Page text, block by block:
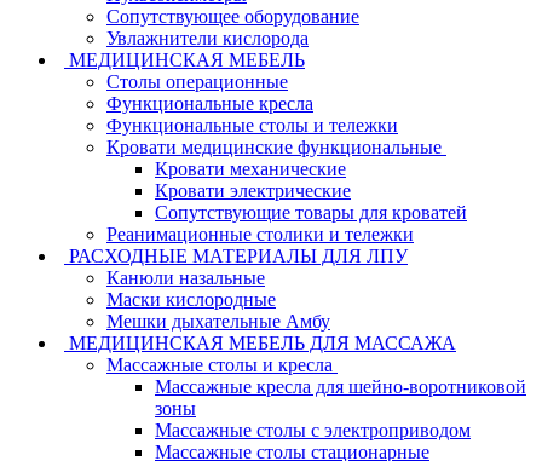
Сопутствующее оборудование
Увлажнители кислорода
МЕДИЦИНСКАЯ МЕБЕЛЬ
Столы операционные
Функциональные кресла
Функциональные столы и тележки
Кровати медицинские функциональные
Кровати механические
Кровати электрические
Сопутствующие товары для кроватей
Реанимационные столики и тележки
РАСХОДНЫЕ МАТЕРИАЛЫ ДЛЯ ЛПУ
Канюли назальные
Маски кислородные
Мешки дыхательные Амбу
МЕДИЦИНСКАЯ МЕБЕЛЬ ДЛЯ МАССАЖА
Массажные столы и кресла
Массажные кресла для шейно-воротниковой
зоны
Массажные столы с электроприводом
Массажные столы стационарные